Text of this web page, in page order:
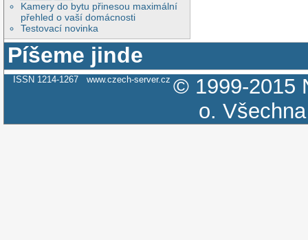
Kamery do bytu přinesou maximální
přehled o vaší domácnosti
Testovací novinka
Píšeme jinde
ISSN 1214-1267 www.czech-server.cz © 1999-2015
o.